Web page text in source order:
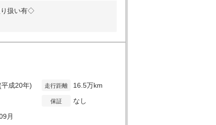
扱い有◇
成20年)
月
走行距離 16.5万km
保証 なし